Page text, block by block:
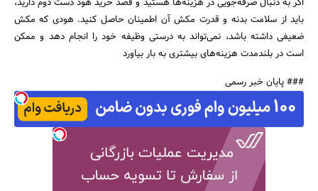
اگر به دنبال صرفه‌جویی در هزینه‌ها هستید و قصد خرید هود دست دوم دارید،
باید از سلامت بدنه و قدرت مکش آن اطمینان حاصل کنید. هودی که مکش
ضعیفی داشته باشد، نمی‌تواند به درستی وظیفه خود را انجام دهد و ممکن
است در بلندمدت هزینه‌های بیشتری به بار بیاورد
### پایان خبر رسمی